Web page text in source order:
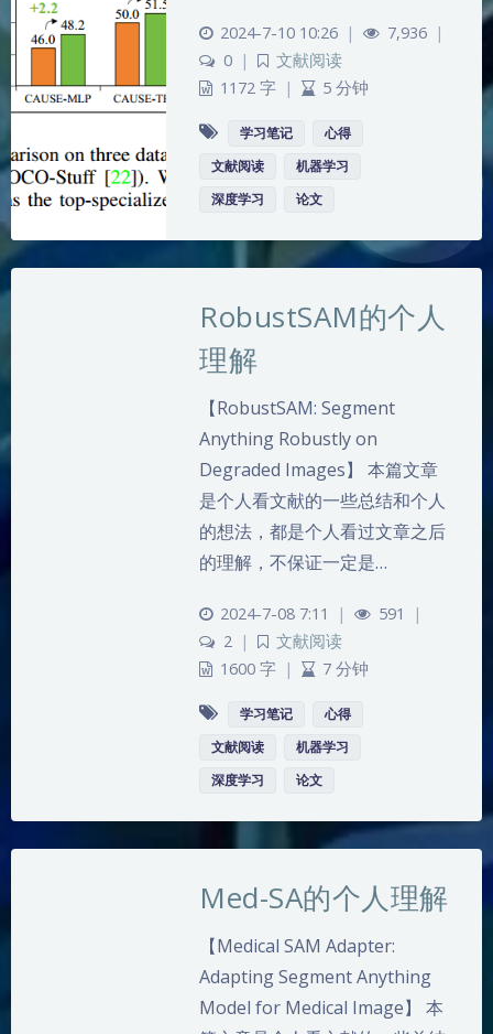
2024-7-10 10:26 | 7,936 |
0 |
文献阅读
1172 字 | 5 分钟
学习笔记
心得
文献阅读
机器学习
深度学习
论文
RobustSAM的个人
理解
【RobustSAM: Segment
Anything Robustly on
Degraded Images】 本篇文章
是个人看文献的一些总结和个人
的想法，都是个人看过文章之后
的理解，不保证一定是…
2024-7-08 7:11 | 591
|
2
|
文献阅读
1600 字 | 7 分钟
学习笔记
心得
文献阅读
机器学习
深度学习
论文
Med-SA的个人理解
【Medical SAM Adapter:
Adapting Segment Anything
Model for Medical Image】 本